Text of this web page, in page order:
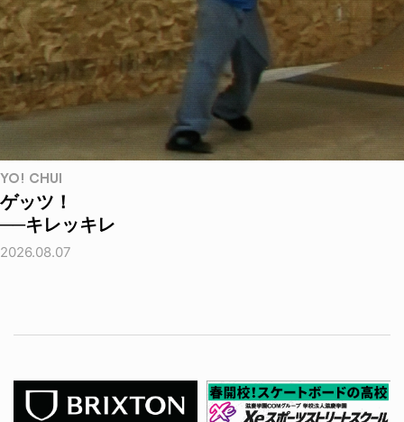
YO! CHUI
ゲッツ！
──キレッキレ
2026.08.07